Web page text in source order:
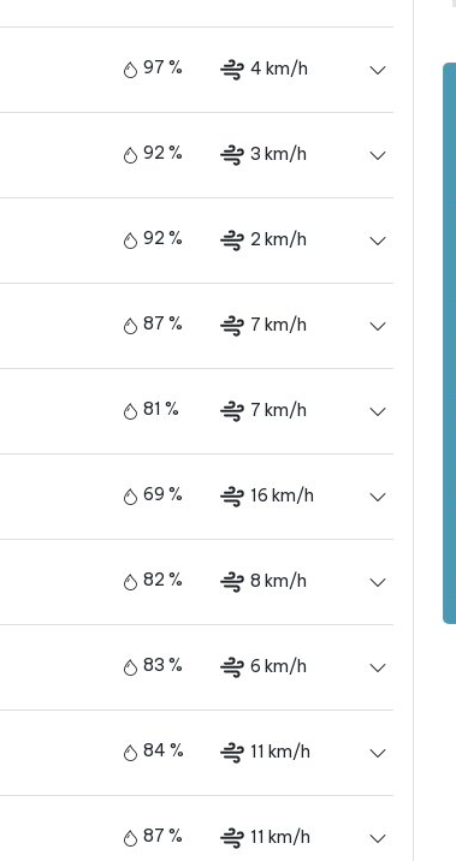
97 % 4 km/h
92 % 3 km/h
92 % 2 km/h
87 % 7 km/h
81 % 7 km/h
69 % 16 km/h
82 % 8 km/h
83 % 6 km/h
84 % 11 km/h
87 % 11 km/h